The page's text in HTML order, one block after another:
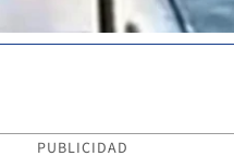
PUBLICIDAD